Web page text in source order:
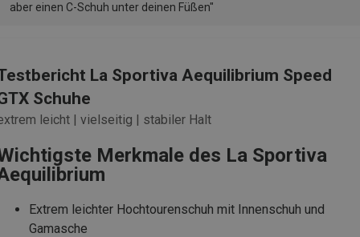
aber einen C-Schuh unter deinen Füßen"
La Sportiva Aequilibrium Speed
Schuhe
leicht | vielseitig | stabiler Halt
Merkmale des La Sportiva
Extrem leichter Hochtourenschuh mit Innenschuh und
Gamasche